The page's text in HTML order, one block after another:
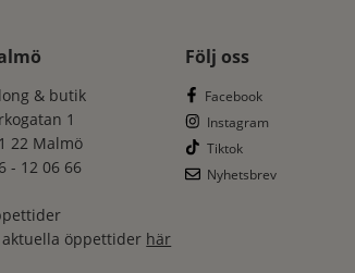
& butik
1
22 Malmö
- 12 06 66
aktuella öppettider här
Följ oss
Facebook
Instagram
Tiktok
Nyhetsbrev